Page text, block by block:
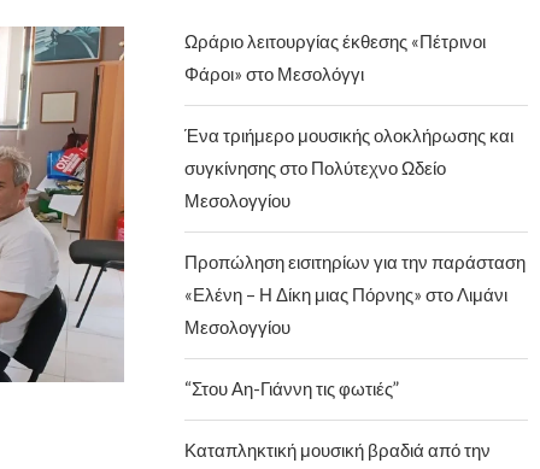
Ωράριο λειτουργίας έκθεσης «Πέτρινοι
Φάροι» στο Μεσολόγγι
Ένα τριήμερο μουσικής ολοκλήρωσης και
συγκίνησης στο Πολύτεχνο Ωδείο
Μεσολογγίου
Προπώληση εισιτηρίων για την παράσταση
«Ελένη – Η Δίκη μιας Πόρνης» στο Λιμάνι
Μεσολογγίου
“Στου Αη-Γιάννη τις φωτιές”
Καταπληκτική μουσική βραδιά από την